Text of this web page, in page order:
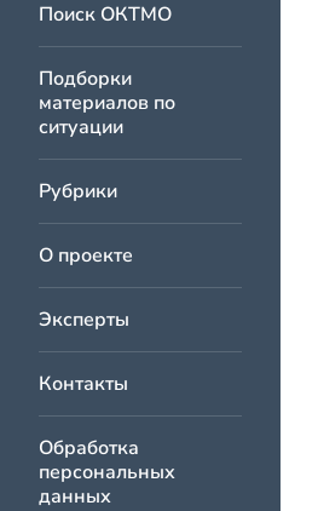
Поиск ОКТМО
Подборки
материалов по
ситуации
Рубрики
О проекте
Эксперты
Контакты
Обработка
персональных
данных